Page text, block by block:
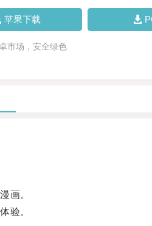
苹果下载
市场，安全绿色
画。
验。